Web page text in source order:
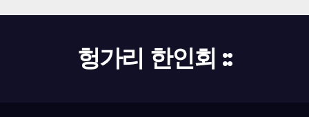
헝가리 한인회 ::